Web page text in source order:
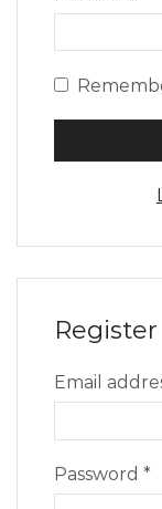
Register
Email
Password*